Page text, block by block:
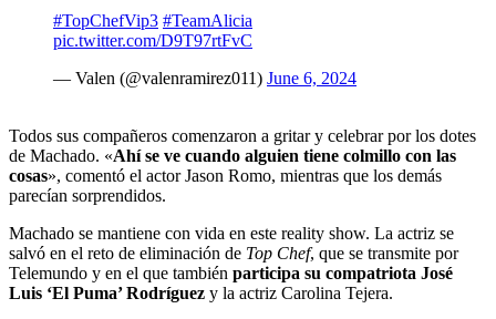
#TopChefVip3 #TeamAlicia
pic.twitter.com/D9T97rtFvC
— Valen (@valenramirez011) June 6, 2024
Todos sus compañeros comenzaron a gritar y celebrar por los dotes
de Machado. «Ahí se ve cuando alguien tiene colmillo con las
cosas», comentó el actor Jason Romo, mientras que los demás
parecían sorprendidos.
Machado se mantiene con vida en este reality show. La actriz se
salvó en el reto de eliminación de Top Chef, que se transmite por
Telemundo y en el que también participa su compatriota José
Luis ‘El Puma’ Rodríguez y la actriz Carolina Tejera.